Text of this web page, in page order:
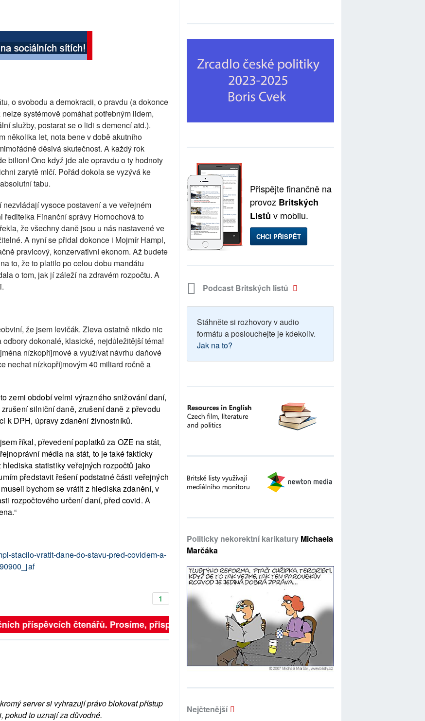
o svobodu a demokracii, o pravdu (a dokonce
systémově pomáhat potřebným lidem,
služby, postarat se o lidi s demencí atd.).
několika let, nota bene v době akutního
děsivá skutečnost. A každý rok
bilion! Ono když jde ale opravdu o ty hodnoty
zarytě mlčí. Pořád dokola se vyzývá ke
tabu.
vysoce postavení a ve veřejném
Finanční správy Hornochová to
že všechny daně jsou u nás nastavené ve
A nyní se přidal dokonce i Mojmír Hampl,
pravicový, konzervativní ekonom. Až budete
to, že to platilo po celou dobu mandátu
o tom, jak jí záleží na zdravém rozpočtu. A
že jsem levičák. Zleva ostatně nikdo nic
dokonalé, klasické, nejdůležitější téma!
nízkopříjmové a využívat návrhu daňové
nechat nízkopříjmovým 40 miliard ročně a
zemi období velmi výrazného snižování daní,
silniční daně, zrušení daně z převodu
k DPH, úpravy zdanění živnostníků.
říkal, převedení poplatků za OZE na stát,
média na stát, to je také fakticky
statistiky veřejných rozpočtů jako
představit řešení podstatné části veřejných
bychom se vrátit z hlediska zdanění, v
rozpočtového určení daní, před covid. A
stacilo-vratit-dane-do-stavu-pred-covidem-a-
1
příspěvcích čtenářů. Prosíme, přispějte. ➥
server si vyhrazují právo blokovat přístup
pokud to uznají za důvodné.
Přispějte finančně na
provoz Britských
Listů v mobilu.
CHCI PŘISPĚT
Podcast Britských listů
Stáhněte si rozhovory v audio
formátu a poslouchejte je kdekoliv.
Jak na to?
Politicky nekorektní karikatury Michaela
Marčáka
Nejčtenější